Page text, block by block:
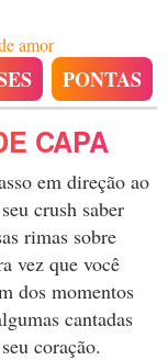
amor
PONTAS
CAPA
em direção ao
crush saber
rimas sobre
vez que você
dos momentos
cantadas
coração.